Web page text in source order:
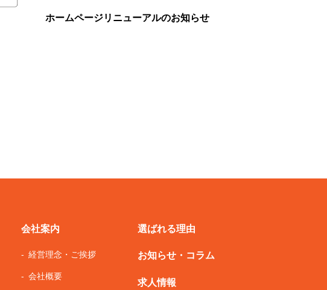
ホームページリニューアルのお知らせ
会社案内
経営理念・ご挨拶
会社概要
選ばれる理由
お知らせ・コラム
求人情報